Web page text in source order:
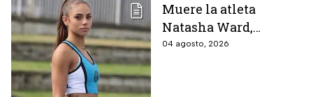
Muere la atleta
Natasha Ward,
promesa del atletismo
04 agosto, 2026